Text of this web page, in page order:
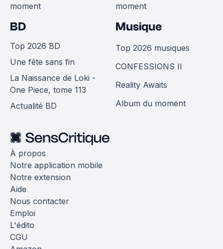
moment
moment
BD
Top 2026 BD
Une fête sans fin
La Naissance de Loki -
One Piece, tome 113
Actualité BD
Musique
Top 2026 musiques
CONFESSIONS II
Reality Awaits
Album du moment
À propos
Notre application mobile
Notre extension
Aide
Nous contacter
Emploi
L'édito
CGU